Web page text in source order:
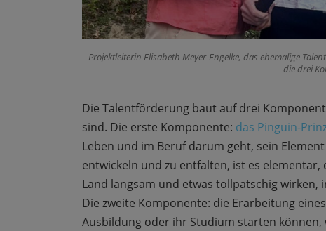
Projektleiterin Elisabeth Meyer-Engelke, das ehemalige
die drei
Die Talentförderung baut auf drei
sind. Die erste Komponente: das Pinguin-
Leben und im Beruf darum geht, sein
entwickeln und zu entfalten, ist es
Land langsam und etwas tollpatschig
Die zweite Komponente: die Erarbeitung
Ausbildung oder ihr Studium starten können,